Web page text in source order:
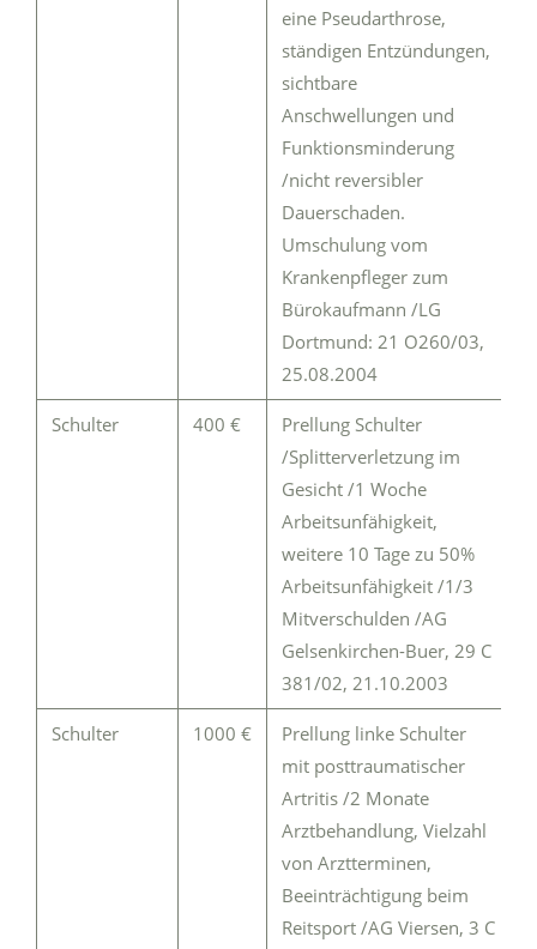
eine Pseudarthrose,
ständigen Entzündungen,
sichtbare
Anschwellungen und
Funktionsminderung
/nicht reversibler
Dauerschaden.
Umschulung vom
Krankenpfleger zum
Bürokaufmann /LG
Dortmund: 21 O260/03,
25.08.2004
Schulter 400 €
Prellung Schulter
/Splitterverletzung im
Gesicht /1 Woche
Arbeitsunfähigkeit,
weitere 10 Tage zu 50%
Arbeitsunfähigkeit /1/3
Mitverschulden /AG
Gelsenkirchen-Buer, 29 C
381/02, 21.10.2003
Schulter 1000 €
Prellung linke Schulter
mit posttraumatischer
Artritis /2 Monate
Arztbehandlung, Vielzahl
von Arztterminen,
Beeinträchtigung beim
Reitsport /AG Viersen, 3 C